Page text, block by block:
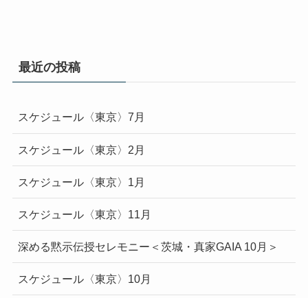
最近の投稿
スケジュール〈東京〉7月
スケジュール〈東京〉2月
スケジュール〈東京〉1月
スケジュール〈東京〉11月
深める黙示伝授セレモニー＜茨城・真家GAIA 10月＞
スケジュール〈東京〉10月